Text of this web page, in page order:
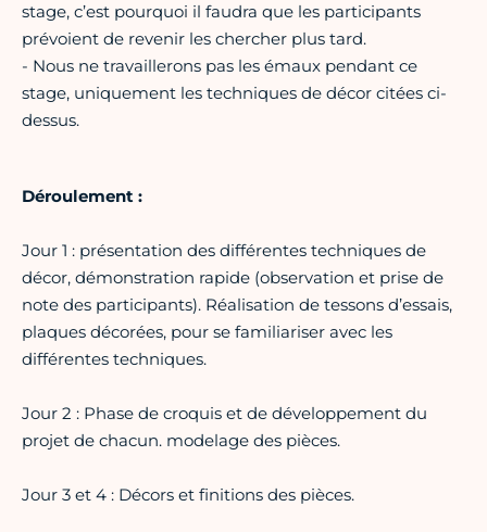
stage, c’est pourquoi il faudra que les participants
prévoient de revenir les chercher plus tard.
- Nous ne travaillerons pas les émaux pendant ce
stage, uniquement les techniques de décor citées ci-
dessus.
Déroulement :
Jour 1 : présentation des différentes techniques de
décor, démonstration rapide (observation et prise de
note des participants). Réalisation de tessons d’essais,
plaques décorées, pour se familiariser avec les
différentes techniques.
Jour 2 : Phase de croquis et de développement du
projet de chacun. modelage des pièces.
Jour 3 et 4 : Décors et finitions des pièces.